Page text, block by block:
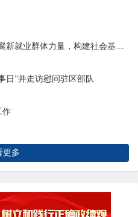
量，构建社会基层治理新格局”实地调研
日”并走访慰问驻区部队
作
更多